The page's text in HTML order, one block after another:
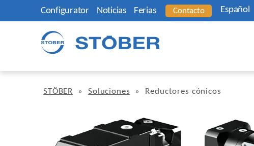
Configurator Noticias Ferias Contacto Español
STÖBER » Soluciones » Reductores cónicos